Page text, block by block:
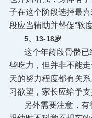
子在这个阶段选择最
段应当辅助并督促“软
5、13-18岁
这个年龄段骨骼
些吃力，但并非不能
天的努力程度都有关
习欲望，家长应给予支
另外需要注意，